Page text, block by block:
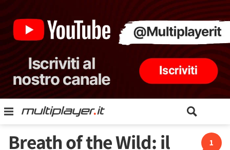
1
Breath of the Wild: il